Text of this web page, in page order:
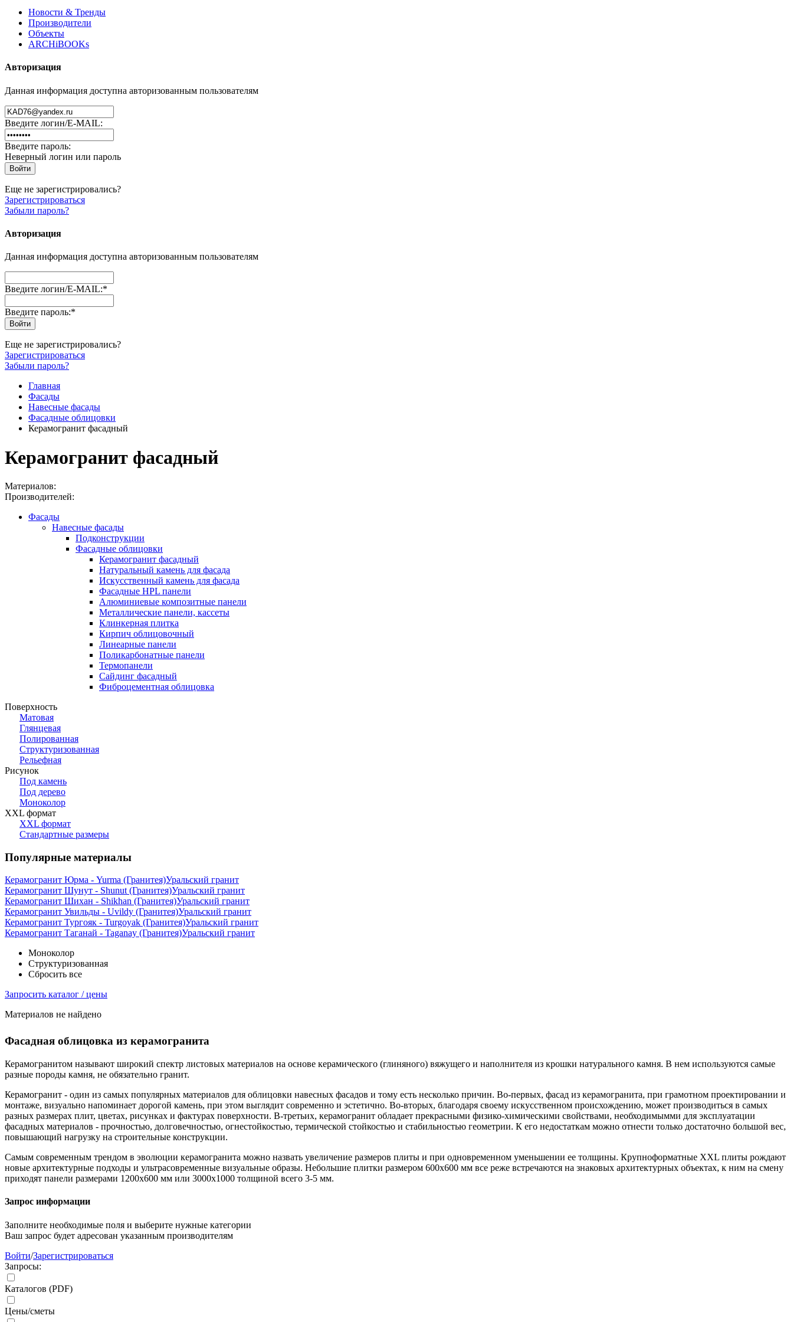
Новости & Тренды
Производители
Объекты
ARCHiBOOKs
Авторизация
Данная информация доступна авторизованным пользователям
Введите логин/E-MAIL:
Введите пароль:
Неверный логин или пароль
Еще не зарегистрировались?
Зарегистрироваться
Забыли пароль?
Авторизация
Данная информация доступна авторизованным пользователям
Введите логин/E-MAIL:*
Введите пароль:*
Еще не зарегистрировались?
Зарегистрироваться
Забыли пароль?
Главная
Фасады
Навесные фасады
Фасадные облицовки
Керамогранит фасадный
Керамогранит фасадный
Материалов:
Производителей:
Фасады
Навесные фасады
Подконструкции
Фасадные облицовки
Керамогранит фасадный
Натуральный камень для фасада
Искусственный камень для фасада
Фасадные HPL панели
Алюминиевые композитные панели
Металлические панели, кассеты
Клинкерная плитка
Кирпич облицовочный
Линеарные панели
Поликарбонатные панели
Термопанели
Сайдинг фасадный
Фиброцементная облицовка
Поверхность
Матовая
Глянцевая
Полированная
Структуризованная
Рельефная
Рисунок
Под камень
Под дерево
Моноколор
XXL формат
XXL формат
Стандартные размеры
Популярные материалы
Керамогранит Юрма - Yurma (Гранитея)Уральский гранит
Керамогранит Шунут - Shunut (Гранитея)Уральский гранит
Керамогранит Шихан - Shikhan (Гранитея)Уральский гранит
Керамогранит Увильды - Uvildy (Гранитея)Уральский гранит
Керамогранит Тургояк - Turgoyak (Гранитея)Уральский гранит
Керамогранит Таганай - Taganay (Гранитея)Уральский гранит
Моноколор
Структуризованная
Сбросить все
Запросить каталог / цены
Материалов не найдено
Фасадная облицовка из керамогранита
Керамогранитом называют широкий спектр листовых материалов на основе керамического (глиняного) вяжущего и наполнителя из крошки натурального камня. В нем используются самые
разные породы камня, не обязательно гранит.
Керамогранит - один из самых популярных материалов для облицовки навесных фасадов и тому есть несколько причин. Во-первых, фасад из керамогранита, при грамотном проектировании и
монтаже, визуально напоминает дорогой камень, при этом выглядит современно и эстетично. Во-вторых, благодаря своему искусственном происхождению, может производиться в самых
разных размерах плит, цветах, рисунках и фактурах поверхности. В-третьих, керамогранит обладает прекрасными физико-химическими свойствами, необходимымми для эксплуатации
фасадных материалов - прочностью, долговечностью, огнестойкостью, термической стойкостью и стабильностью геометрии. К его недостаткам можно отнести только достаточно большой вес,
повышающий нагрузку на строительные конструкции.
Самым современным трендом в эволюции керамогранита можно назвать увеличение размеров плиты и при одновременном уменьшении ее толщины. Крупноформатные XXL плиты рождают
новые архитектурные подходы и ультрасовременные визуальные образы. Небольшие плитки размером 600х600 мм все реже встречаются на знаковых архитектурных объектах, к ним на смену
приходят панели размерами 1200х600 мм или 3000х1000 толщиной всего 3-5 мм.
Запрос информации
Заполните необходимые поля и выберите нужные категории
Ваш запрос будет адресован указанным производителям
Войти/Зарегистрироваться
Запросы:
Каталогов (PDF)
Цены/сметы